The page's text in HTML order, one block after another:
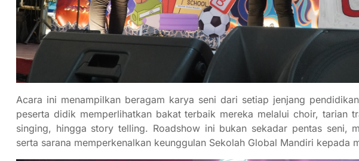
Acara ini menampilkan beragam karya seni dari setiap jenjang
peserta didik memperlihatkan bakat terbaik mereka melalui choir, tarian
singing, hingga story telling. Roadshow ini bukan sekadar pentas seni,
serta sarana memperkenalkan keunggulan Sekolah Global Mandiri kepada